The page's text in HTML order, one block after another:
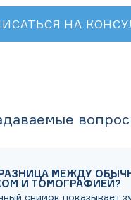
НА
МЕЖДУ
И ТОМОГРАФИЕЙ?
снимок показывает